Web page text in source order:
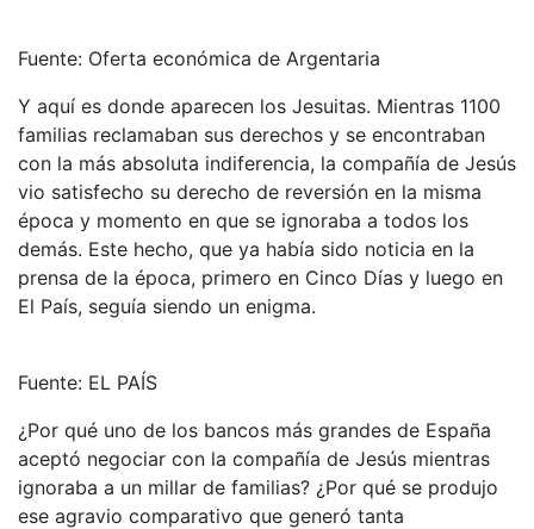
Fuente: Oferta económica de Argentaria
Y aquí es donde aparecen los Jesuitas. Mientras 1100
familias reclamaban sus derechos y se encontraban
con la más absoluta indiferencia, la compañía de Jesús
vio satisfecho su derecho de reversión en la misma
época y momento en que se ignoraba a todos los
demás. Este hecho, que ya había sido noticia en la
prensa de la época, primero en Cinco Días y luego en
El País, seguía siendo un enigma.
Fuente: EL PAÍS
¿Por qué uno de los bancos más grandes de España
aceptó negociar con la compañía de Jesús mientras
ignoraba a un millar de familias? ¿Por qué se produjo
ese agravio comparativo que generó tanta